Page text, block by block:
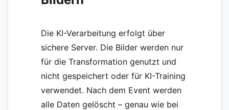
Die KI-Verarbeitung erfolgt über
sichere Server. Die Bilder werden nur
für die Transformation genutzt und
nicht gespeichert oder für KI-Training
verwendet. Nach dem Event werden
alle Daten gelöscht – genau wie bei